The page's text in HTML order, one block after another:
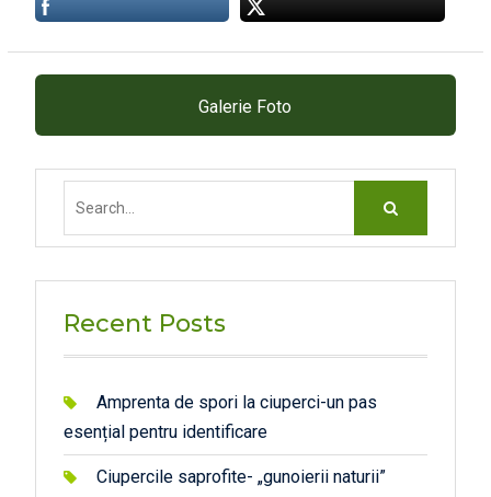
Galerie Foto
Recent Posts
Amprenta de spori la ciuperci-un pas
esențial pentru identificare
Ciupercile saprofite- „gunoierii naturii”